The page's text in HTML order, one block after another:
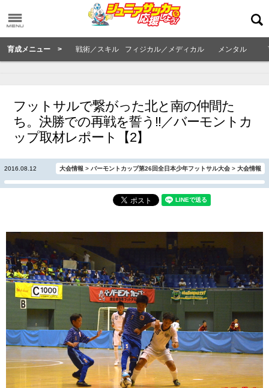
育成メニュー > 戦術／スキル フィジカル／メディカル メンタル
フットサルで繋がった北と南の仲間た
ち。決勝での再戦を誓う‼︎／バーモントカ
ップ取材レポート【2】
2016.08.12 大会情報 > バーモントカップ第26回全日本少年フットサル大会 > 大会情報